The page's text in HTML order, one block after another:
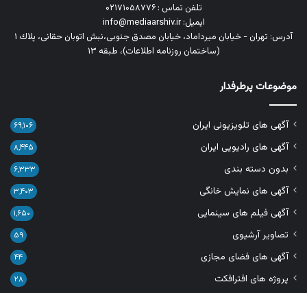
تلفن تماس : ۰۲۱۷۱۰۵۸۷۷۶
ایمیل: info@mediaarshiv.ir
آدرس: تهران - خیابان میرداماد، خیابان مصدق جنوبی،نبش اتوبان حقانی، پلاك ١
(ساختمان روزنامه اطلاعات)، طبقه ۱۳
موضوعات پرطرفدار
آگهی های تلویزیونی ایران ۶۹,۱۰۶
آگهی های رادیویی ایران ۸,۴۴۵
بدون دسته بندی ۶,۳۳۳
آگهی های نمایش خانگی ۳,۴۰۳
آگهی فیلم های سینمایی ۱,۶۵۰
تصاویر آرشیوی ۵۹
آگهی های فضای مجازی ۴۴
پروژه های افترافکت ۲۸